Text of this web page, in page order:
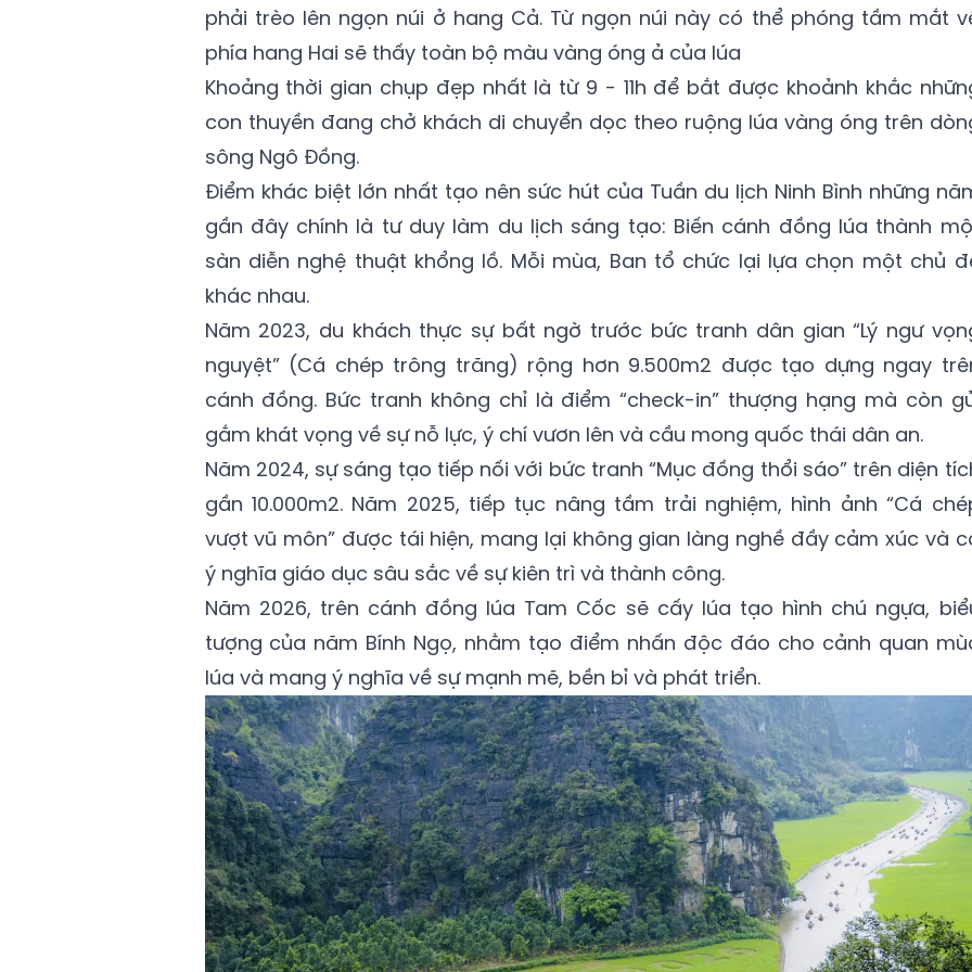
phải trèo lên ngọn núi ở hang Cả. Từ ngọn núi này có thể phóng tầm mắt
phía hang Hai sẽ thấy toàn bộ màu vàng óng ả của lúa
Khoảng thời gian chụp đẹp nhất là từ 9 - 11h để bắt được khoảnh khắc
con thuyền đang chở khách di chuyển dọc theo ruộng lúa vàng óng trên
sông Ngô Đồng.
Điểm khác biệt lớn nhất tạo nên sức hút của Tuần du lịch Ninh Bình những
gần đây chính là tư duy làm du lịch sáng tạo: Biến cánh đồng lúa thành
sàn diễn nghệ thuật khổng lồ. Mỗi mùa, Ban tổ chức lại lựa chọn một chủ
khác nhau.
Năm 2023, du khách thực sự bất ngờ trước bức tranh dân gian “Lý ngư
nguyệt” (Cá chép trông trăng) rộng hơn 9.500m2 được tạo dựng ngay
cánh đồng. Bức tranh không chỉ là điểm “check-in” thượng hạng mà còn
gắm khát vọng về sự nỗ lực, ý chí vươn lên và cầu mong quốc thái dân an.
Năm 2024, sự sáng tạo tiếp nối với bức tranh “Mục đồng thổi sáo” trên diện
gần 10.000m2. Năm 2025, tiếp tục nâng tầm trải nghiệm, hình ảnh “Cá
vượt vũ môn” được tái hiện, mang lại không gian làng nghề đầy cảm xúc và
ý nghĩa giáo dục sâu sắc về sự kiên trì và thành công.
Năm 2026, trên cánh đồng lúa Tam Cốc sẽ cấy lúa tạo hình chú ngựa,
tượng của năm Bính Ngọ, nhằm tạo điểm nhấn độc đáo cho cảnh quan
lúa và mang ý nghĩa về sự mạnh mẽ, bền bỉ và phát triển.